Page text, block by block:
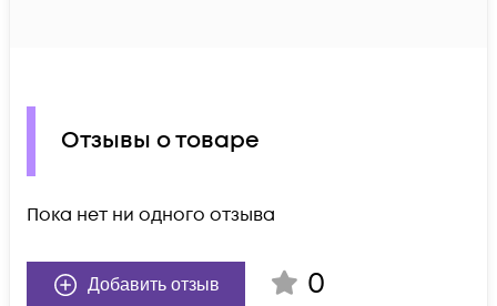
Отзывы о товаре
Пока нет ни одного отзыва
Добавить отзыв 0